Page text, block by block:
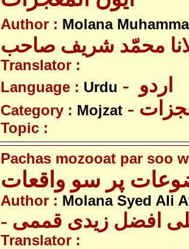
Author : Molana
محمّد شریف صاحب
Translator :
Language : Urdu
Category : Mojzat
Topic :
Pachas mozooat par soo
پر سو واقعات
Author : Molana Syed Ali
علی افضل زیدی قممی
Translator :